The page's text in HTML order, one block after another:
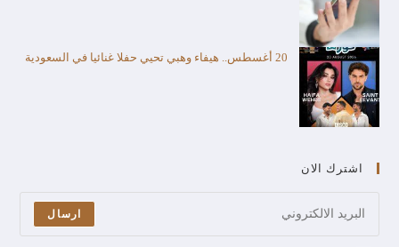
20 أغسطس.. هيفاء وهبي تحيي حفلا غنائيا في السعودية
اشترك الان
ارسال